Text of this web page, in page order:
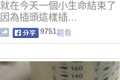
就在今天一個小生命結束了
因為插頭這樣插…
9751觀看